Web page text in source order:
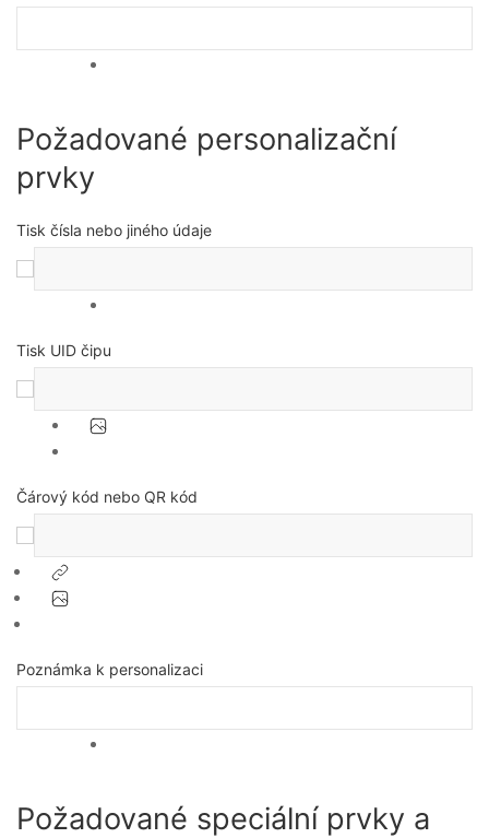
Požadované personalizační
prvky
Tisk čísla nebo jiného údaje
Tisk UID čipu
Čárový kód nebo QR kód
Poznámka k personalizaci
Požadované speciální prvky a